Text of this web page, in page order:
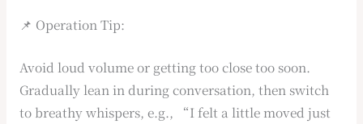
📌 Operation Tip:
Avoid loud volume or getting too close too soon.
Gradually lean in during conversation, then switch
to breathy whispers, e.g., “I felt a little moved just